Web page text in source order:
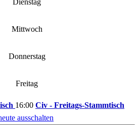
Dienstag
Mittwoch
Donnerstag
Freitag
16:00 Civ - Freitags-Stammtisch
ausschalten